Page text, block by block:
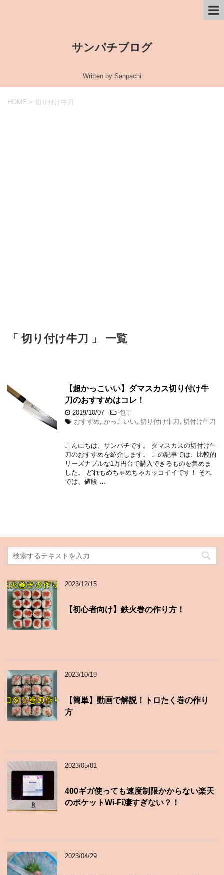
サンパチブログ
Written by Sanpachi
HOME > 切り付け牛刀
「 切り付け牛刀 」 一覧
【超かっこいい】ダマスカス切り付け牛
刀のおすすめはコレ！
2019/10/07 -包丁
おすすめ, かっこいい, 切り付け牛刀, 切付け牛刀
こんにちは、サンパチです。 ダマスカスの切付け牛
刀のおすすめを紹介します。 この記事では、比較的
リーズナブルな1万円台で購入できるものを集めま
した。 どれもめちゃめちゃカッコイイです！ それ
では、値段 …
2023/12/15
【初心者向け】鉄火巻の作り方！
2023/10/19
【簡単】動画で解説！トロたく巻の作り
方
2023/05/01
400ギガ使っても速度制限かからない楽天
のポケットWi-Fi凄すぎない？！
2023/04/29